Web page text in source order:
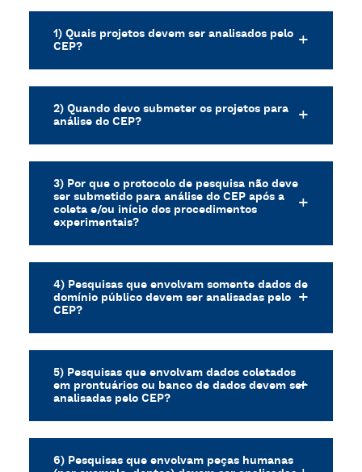
1) Quais projetos devem ser analisados pelo
CEP?
2) Quando devo submeter os projetos para
análise do CEP?
3) Por que o protocolo de pesquisa não deve
ser submetido para análise do CEP após a
coleta e/ou início dos procedimentos
experimentais?
4) Pesquisas que envolvam somente dados de
domínio público devem ser analisadas pelo
CEP?
5) Pesquisas que envolvam dados coletados
em prontuários ou banco de dados devem ser
analisadas pelo CEP?
6) Pesquisas que envolvam peças humanas